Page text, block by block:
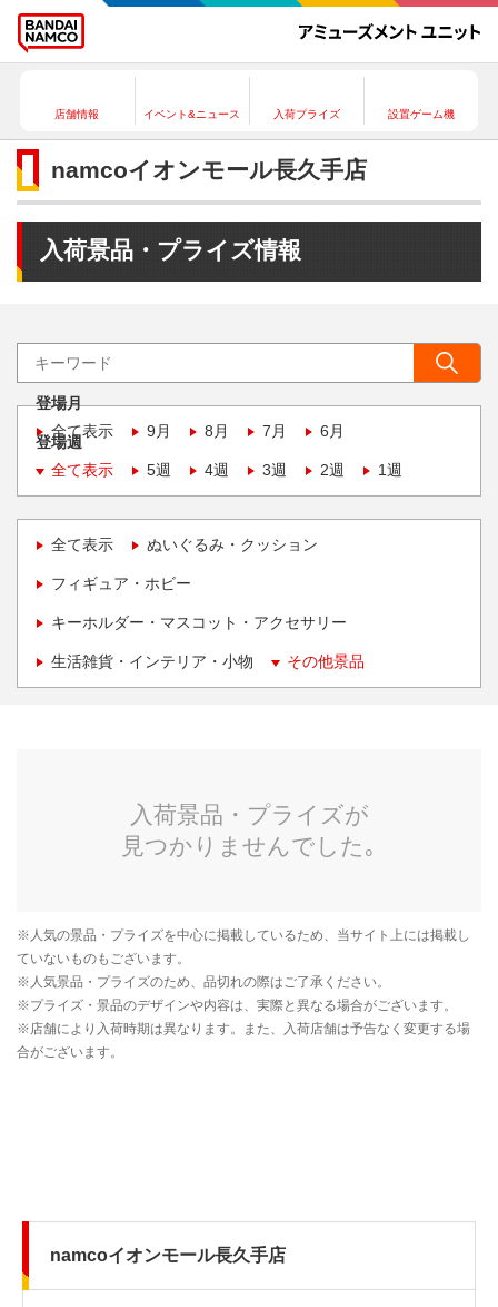
店舗情報 イベント&ニュース 入荷プライズ 設置ゲーム機
namcoイオンモール長久手店
入荷景品・プライズ情報
登場月
全て表示
9月 8月 7月 6月
登場週
全て表示
5週 4週 3週 2週 1週
全て表示 ぬいぐるみ・クッション
フィギュア・ホビー
キーホルダー・マスコット・アクセサリー
生活雑貨・インテリア・小物 その他景品
namcoイオンモール長久手店